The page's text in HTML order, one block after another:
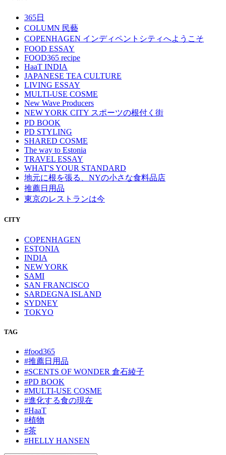
365日
COLUMN 民藝
COPENHAGEN インディペントシティへようこそ
FOOD ESSAY
FOOD365 recipe
HaaT INDIA
JAPANESE TEA CULTURE
LIVING ESSAY
MULTI-USE COSME
New Wave Producers
NEW YORK CITY スポーツの根付く街
PD BOOK
PD STYLING
SHARED COSME
The way to Estonia
TRAVEL ESSAY
WHAT'S YOUR STANDARD
地元に根を張る、NYの小さな食料品店
推薦日用品
東京のレストランは今
CITY
COPENHAGEN
ESTONIA
INDIA
NEW YORK
SAMI
SAN FRANCISCO
SARDEGNA ISLAND
SYDNEY
TOKYO
TAG
#food365
#推薦日用品
#SCENTS OF WONDER 倉石綾子
#PD BOOK
#MULTI-USE COSME
#進化する食の現在
#HaaT
#植物
#茶
#HELLY HANSEN